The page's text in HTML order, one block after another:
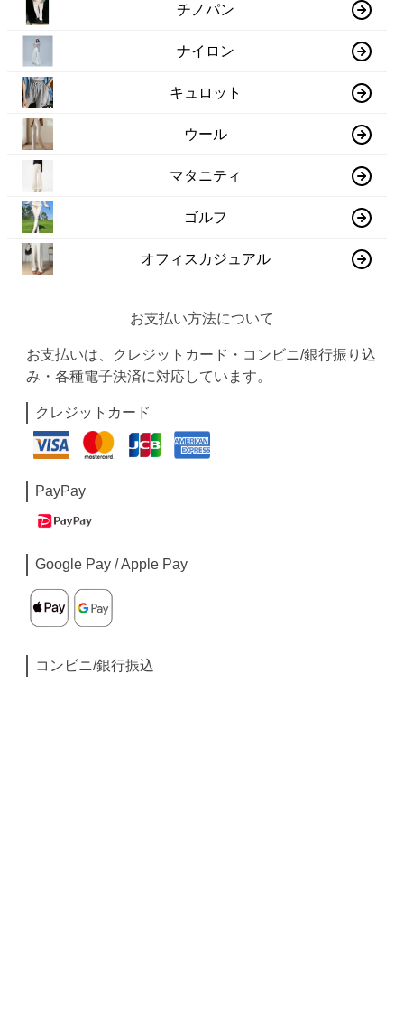
チノパン
ナイロン
キュロット
ウール
マタニティ
ゴルフ
オフィスカジュアル
お支払い方法について
お支払いは、クレジットカード・コンビニ/銀行振り込
み・各種電子決済に対応しています。
クレジットカード
PayPay
Google Pay / Apple Pay
コンビニ/銀行振込